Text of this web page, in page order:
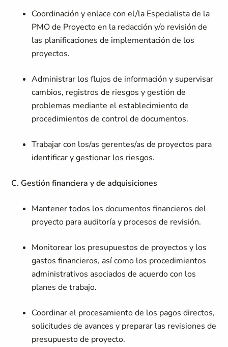
Coordinación y enlace con el/la Especialista de la
PMO de Proyecto en la redacción y/o revisión de
las planificaciones de implementación de los
proyectos.
Administrar los flujos de información y supervisar
cambios, registros de riesgos y gestión de
problemas mediante el establecimiento de
procedimientos de control de documentos.
Trabajar con los/as gerentes/as de proyectos para
identificar y gestionar los riesgos.
C. Gestión financiera y de adquisiciones
Mantener todos los documentos financieros del
proyecto para auditoría y procesos de revisión.
Monitorear los presupuestos de proyectos y los
gastos financieros, así como los procedimientos
administrativos asociados de acuerdo con los
planes de trabajo.
Coordinar el procesamiento de los pagos directos,
solicitudes de avances y preparar las revisiones de
presupuesto de proyecto.